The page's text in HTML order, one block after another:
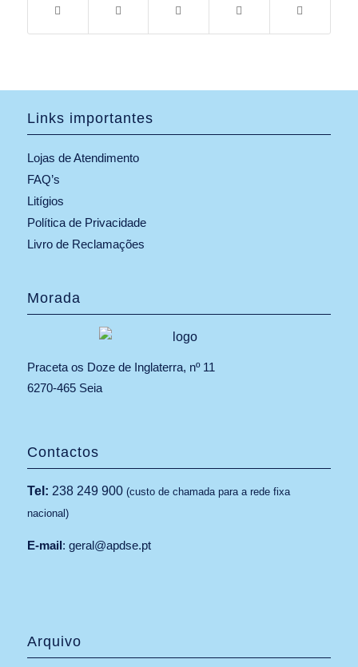
Links importantes
Lojas de Atendimento
FAQ’s
Litígios
Política de Privacidade
Livro de Reclamações
Morada
Praceta os Doze de Inglaterra, nº 11
6270-465 Seia
Contactos
Tel: 238 249 900(custo de chamada para a rede fixa
nacional)
E-mail: geral@apdse.pt
Arquivo